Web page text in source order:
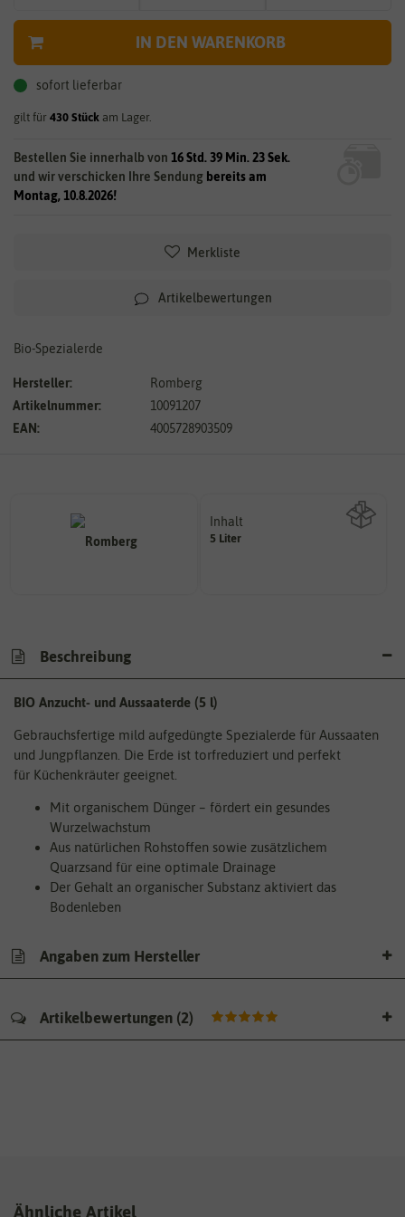
IN DEN WARENKORB
sofort lieferbar
gilt für 430 Stück am Lager.
Bestellen Sie innerhalb von 16 Std. 39 Min. 22 Sek.
und wir verschicken Ihre Sendung bereits am
Montag, 10.8.2026!
Merkliste
Artikelbewertungen
Bio-Spezialerde
Hersteller:
Romberg
Artikelnummer:
10091207
EAN:
4005728903509
Inhalt
5 Liter
Beschreibung
BIO Anzucht- und Aussaaterde (5 l)
Gebrauchsfertige mild aufgedüngte Spezialerde für Aussaaten
und Jungpflanzen. Die Erde ist torfreduziert und perfekt
für Küchenkräuter geeignet.
Mit organischem Dünger – fördert ein gesundes
Wurzelwachstum
Aus natürlichen Rohstoffen sowie zusätzlichem
Quarzsand für eine optimale Drainage
Der Gehalt an organischer Substanz aktiviert das
Bodenleben
Angaben zum Hersteller
Artikelbewertungen (2)
Ähnliche Artikel